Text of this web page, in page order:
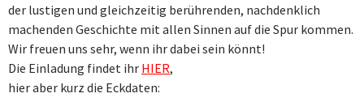
der lustigen und gleichzeitig berührenden, nachdenklich
machenden Geschichte mit allen Sinnen auf die Spur kommen.
Wir freuen uns sehr, wenn ihr dabei sein könnt!
Die Einladung findet ihr HIER,
hier aber kurz die Eckdaten: